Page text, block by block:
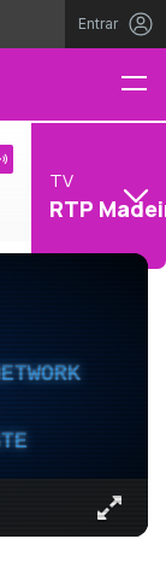
Entrar
TV
RTP